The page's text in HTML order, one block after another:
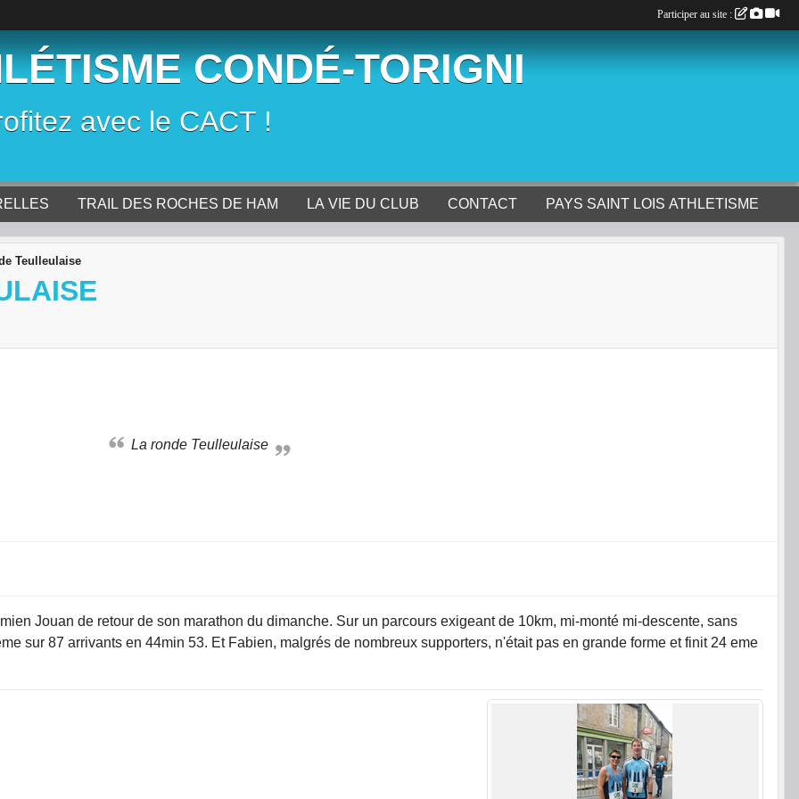
CONDÉ-TORIGNI
avec le CACT !
TRAIL DES ROCHES DE HAM LA VIE DU CLUB CONTACT PAYS SAINT LOIS ATHLETISME
Teulleulaise
La ronde Teulleulaise
Jouan de retour de son marathon du dimanche. Sur un parcours exigeant de 10km, mi-monté mi-descente, sans
sur 87 arrivants en 44min 53. Et Fabien, malgrés de nombreux supporters, n'était pas en grande forme et finit 24 eme
Participer au site :